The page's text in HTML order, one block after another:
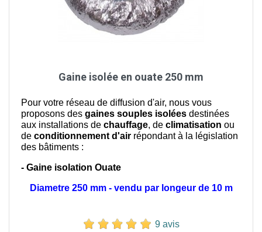
Gaine isolée en ouate 250 mm
Pour votre réseau de diffusion d'air, nous vous
proposons des gaines souples isolées destinées
aux installations de chauffage, de climatisation ou
de conditionnement d'air répondant à la législation
des bâtiments :
- Gaine isolation Ouate
Diametre 250 mm - vendu par longeur de 10 m
9 avis